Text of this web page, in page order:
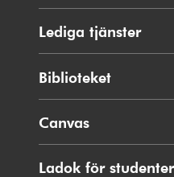
Lediga tjänster
Biblioteket
Canvas
Ladok för studenter